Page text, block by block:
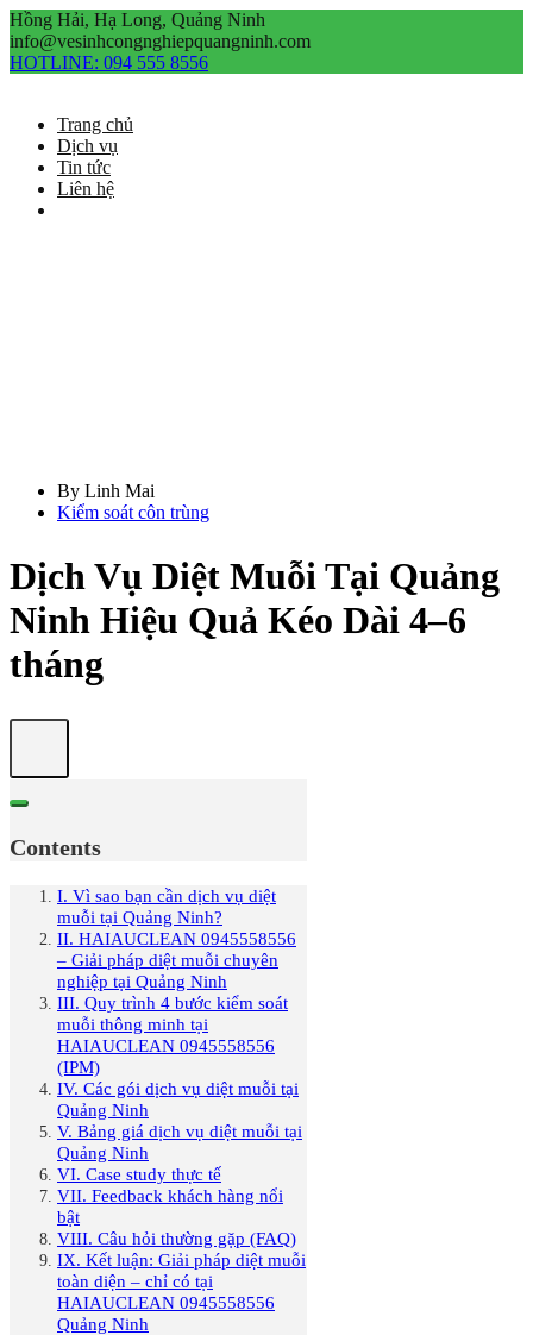
Hồng Hải, Hạ Long, Quảng Ninh
info@vesinhcongnghiepquangninh.com
HOTLINE: 094 555 8556
Trang chủ
Dịch vụ
Tin tức
Liên hệ
By Linh Mai
Kiểm soát côn trùng
Dịch Vụ Diệt Muỗi Tại Quảng
Ninh Hiệu Quả Kéo Dài 4–6
tháng
Contents
I. Vì sao bạn cần dịch vụ diệt
muỗi tại Quảng Ninh?
II. HAIAUCLEAN 0945558556
– Giải pháp diệt muỗi chuyên
nghiệp tại Quảng Ninh
III. Quy trình 4 bước kiểm soát
muỗi thông minh tại
HAIAUCLEAN 0945558556
(IPM)
IV. Các gói dịch vụ diệt muỗi tại
Quảng Ninh
V. Bảng giá dịch vụ diệt muỗi tại
Quảng Ninh
VI. Case study thực tế
VII. Feedback khách hàng nổi
bật
VIII. Câu hỏi thường gặp (FAQ)
IX. Kết luận: Giải pháp diệt muỗi
toàn diện – chỉ có tại
HAIAUCLEAN 0945558556
Quảng Ninh